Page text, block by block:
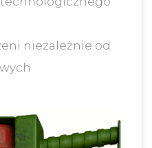
niezależnie od